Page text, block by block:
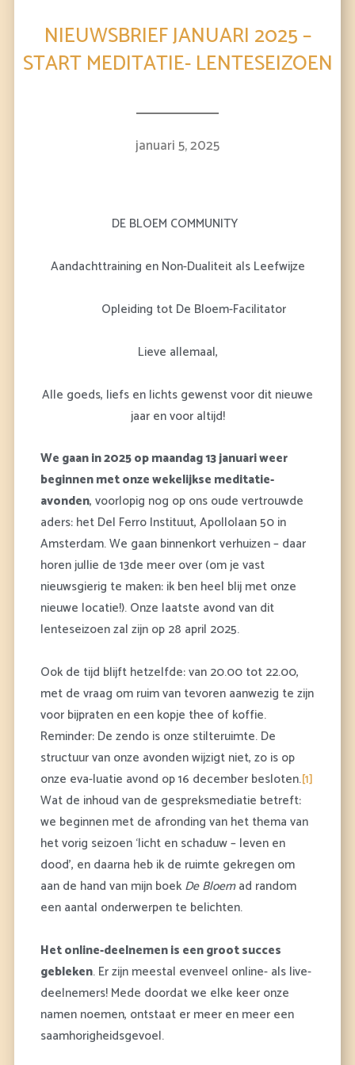
NIEUWSBRIEF JANUARI 2025 –
START MEDITATIE- LENTESEIZOEN
januari 5, 2025
DE BLOEM COMMUNITY
Aandachttraining en Non-Dualiteit als Leefwijze
Opleiding tot De Bloem-Facilitator
Lieve allemaal,
Alle goeds, liefs en lichts gewenst voor dit nieuwe
jaar en voor altijd!
We gaan in 2025 op maandag 13 januari weer
beginnen met onze wekelijkse meditatie-
avonden, voorlopig nog op ons oude vertrouwde
aders: het Del Ferro Instituut, Apollolaan 50 in
Amsterdam. We gaan binnenkort verhuizen – daar
horen jullie de 13de meer over (om je vast
nieuwsgierig te maken: ik ben heel blij met onze
nieuwe locatie!). Onze laatste avond van dit
lenteseizoen zal zijn op 28 april 2025.
Ook de tijd blijft hetzelfde: van 20.00 tot 22.00,
met de vraag om ruim van tevoren aanwezig te zijn
voor bijpraten en een kopje thee of koffie.
Reminder: De zendo is onze stilteruimte. De
structuur van onze avonden wijzigt niet, zo is op
onze eva-luatie avond op 16 december besloten.[1]
Wat de inhoud van de gespreksmediatie betreft:
we beginnen met de afronding van het thema van
het vorig seizoen ‘licht en schaduw – leven en
dood’, en daarna heb ik de ruimte gekregen om
aan de hand van mijn boek De Bloemad random
een aantal onderwerpen te belichten.
Het online-deelnemen is een groot succes
gebleken. Er zijn meestal evenveel online- als live-
deelnemers! Mede doordat we elke keer onze
namen noemen, ontstaat er meer en meer een
saamhorigheidsgevoel.